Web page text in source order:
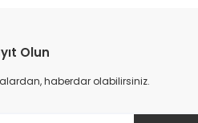
Olun
haberdar olabilirsiniz.